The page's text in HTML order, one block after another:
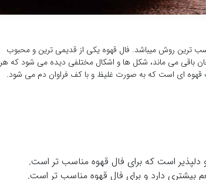
ترین روش میباشد. فال قهوه یکی از قدیمی ترین و محبوب
باقی می ماند، شکل ها و اشکال مختلفی دیده می شود که هر
قهوه ای است که به صورت غلیظ و با کف فراوان دم می شود.
دلپذیر است که برای فال قهوه مناسب تر است.
دارد و برای فال قهوه مناسب تر است.